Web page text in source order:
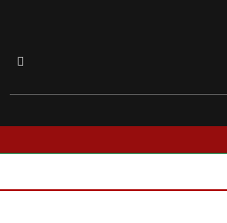
اخبار مهم